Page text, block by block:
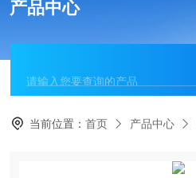
产品中心
当前位置：首页 产品中心